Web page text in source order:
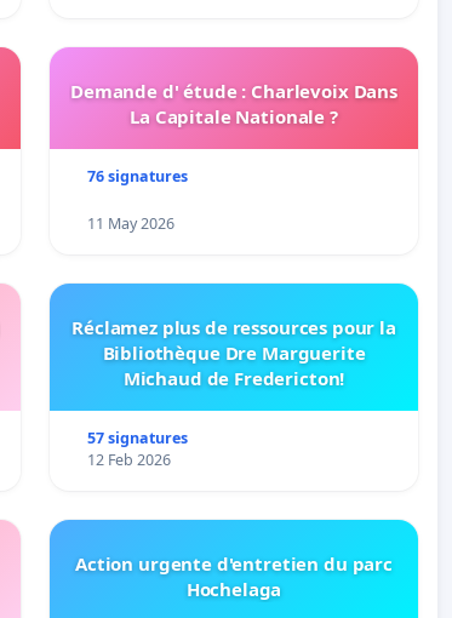
Demande d' étude : Charlevoix Dans
La Capitale Nationale ?
76 signatures
11 May 2026
Réclamez plus de ressources pour la
Bibliothèque Dre Marguerite
Michaud de Fredericton!
57 signatures
12 Feb 2026
Action urgente d'entretien du parc
Hochelaga